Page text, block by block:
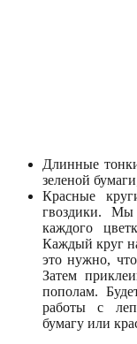
Длинные
зеленой
Красные
гвоздики.
каждого
Каждый круг
это нужно,
Затем
пополам.
работы с
бумагу или